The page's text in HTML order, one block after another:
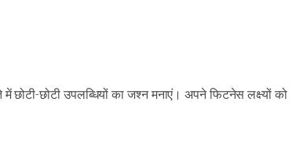
छोटी-छोटी उपलब्धियों का जश्न मनाएं। अपने फिटनेस लक्ष्यों को